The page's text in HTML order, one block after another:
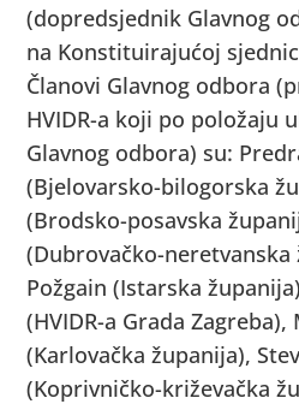
(dopredsjednik Glavnog
na Konstituirajućoj
Članovi Glavnog odbora
HVIDR-a koji po položaju
Glavnog odbora) su:
(Bjelovarsko-bilogorska
(Brodsko-posavska
(Dubrovačko-neretvanska
Požgain (Istarska
(HVIDR-a Grada
(Karlovačka županija),
(Koprivničko-križevačka